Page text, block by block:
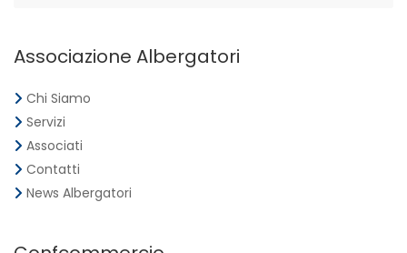
Associazione Albergatori
Chi Siamo
Servizi
Associati
Contatti
News Albergatori